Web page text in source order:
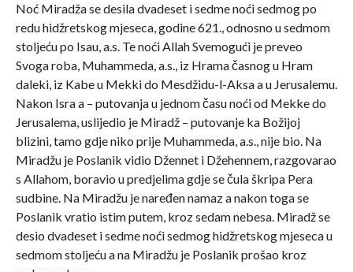
Noć Miradža se desila dvadeset i sedme noći sedmog po
redu hidžretskog mjeseca, godine 621., odnosno u sedmom
stoljeću po Isau, a.s. Te noći Allah Svemogući je preveo
Svoga roba, Muhammeda, a.s., iz Hrama časnog u Hram
daleki, iz Kabe u Mekki do Mesdžidu-l-Aksa a u Jerusalemu.
Nakon Isra a – putovanja u jednom času noći od Mekke do
Jerusalema, uslijedio je Miradž – putovanje ka Božijoj
blizini, tamo gdje niko prije Muhammeda, a.s., nije bio. Na
Miradžu je Poslanik vidio Džennet i Džehennem, razgovarao
s Allahom, boravio u predjelima gdje se čula škripa Pera
sudbine. Na Miradžu je naređen namaz a nakon toga se
Poslanik vratio istim putem, kroz sedam nebesa. Miradž se
desio dvadeset i sedme noći sedmog hidžretskog mjeseca u
sedmom stoljeću a na Miradžu je Poslanik prošao kroz